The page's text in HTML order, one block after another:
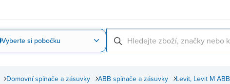
Vyberte si pobočku
Levit, Levit M ABB
ABB spínače a zásuvky
Domovní spínače a zásuvky